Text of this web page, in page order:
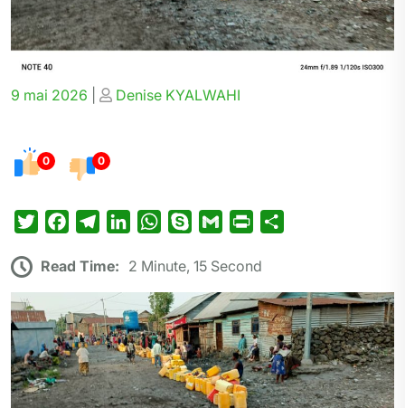
Posted
9 mai 2026
Posted
Denise KYALWAHI
0 0
t
t
e
r
c
e
b
o
o
k
l
e
g
r
a
m
n
k
e
d
I
n
W
a
t
s
A
p
p
y
p
e
a
i
l
i
n
t
t
a
g
e
r
Read Time: 2 Minute, 15 Second